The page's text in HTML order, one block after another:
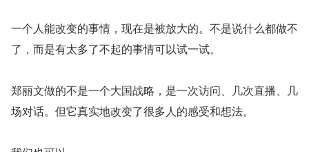
一个人能改变的事情，现在是被放大的。不是说什么都做不
了，而是有太多了不起的事情可以试一试。
郑丽文做的不是一个大国战略，是一次访问、几次直播、几
场对话。但它真实地改变了很多人的感受和想法。